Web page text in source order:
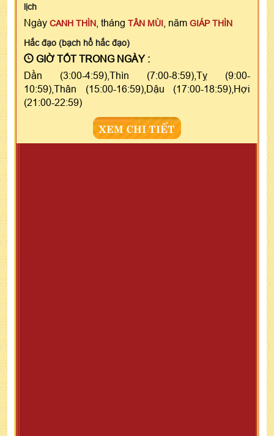
lịch
Ngày CANH THÌN , tháng TÂN MÙI , năm GIÁP THÌN
Hắc đạo (bạch hổ hắc đạo)
GIỜ TỐT TRONG NGÀY :
Dần (3:00-4:59),Thìn (7:00-8:59),Tỵ (9:00-
10:59),Thân (15:00-16:59),Dậu (17:00-18:59),Hợi
(21:00-22:59)
XEM CHI TIẾT